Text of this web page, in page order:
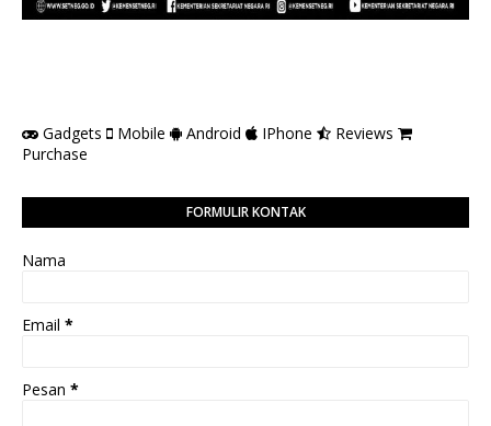
Gadgets Mobile Android IPhone
Reviews
Purchase
FORMULIR KONTAK
Nama
Email *
Pesan *